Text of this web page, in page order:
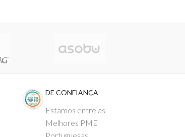
DE CONFIANÇA
Estamos entre as
Melhores PME
Portuguesas